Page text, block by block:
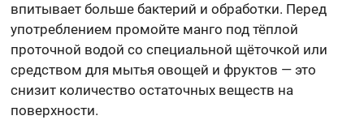
впитывает больше бактерий и обработки. Перед
употреблением промойте манго под тёплой
проточной водой со специальной щёточкой или
средством для мытья овощей и фруктов — это
снизит количество остаточных веществ на
поверхности.